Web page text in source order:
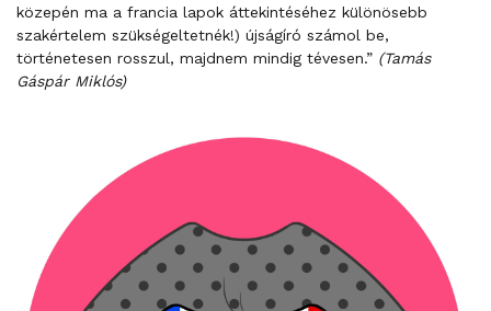
közepén ma a francia lapok áttekintéséhez különösebb
szakértelem szükségeltetnék!) újságíró számol be,
történetesen rosszul, majdnem mindig tévesen.” (Tamás
Gáspár Miklós)